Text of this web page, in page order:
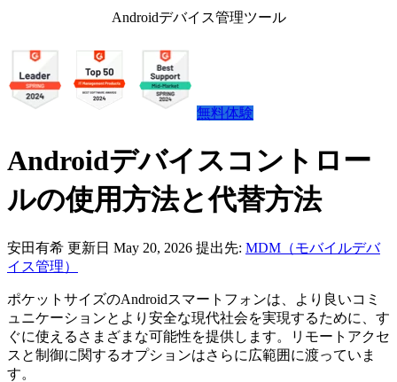
Androidデバイス管理ツール
無料体験
Androidデバイスコントロー
ルの使用方法と代替方法
安田有希 更新日 May 20, 2026 提出先: MDM（モバイルデバ
イス管理）
ポケットサイズのAndroidスマートフォンは、より良いコミ
ュニケーションとより安全な現代社会を実現するために、す
ぐに使えるさまざまな可能性を提供します。リモートアクセ
スと制御に関するオプションはさらに広範囲に渡っていま
す。